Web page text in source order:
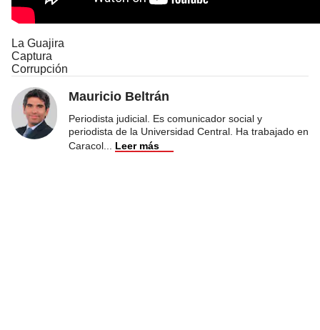
La Guajira
Captura
Corrupción
Mauricio Beltrán
Periodista judicial. Es comunicador social y
periodista de la Universidad Central. Ha trabajado en
Caracol
Leer más